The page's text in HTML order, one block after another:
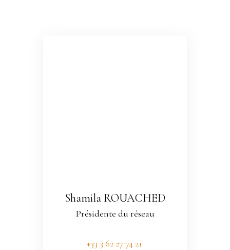
Shamila ROUACHED
Présidente du réseau
+33 3 62 27 74 21